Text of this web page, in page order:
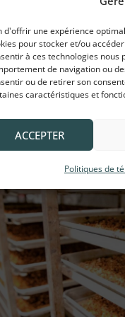
d'offrir une expérience
pour stocker et/ou
à ces technologies
de navigation ou
ou de retirer son
caractéristiques et
ACCEPTER
Politiques de